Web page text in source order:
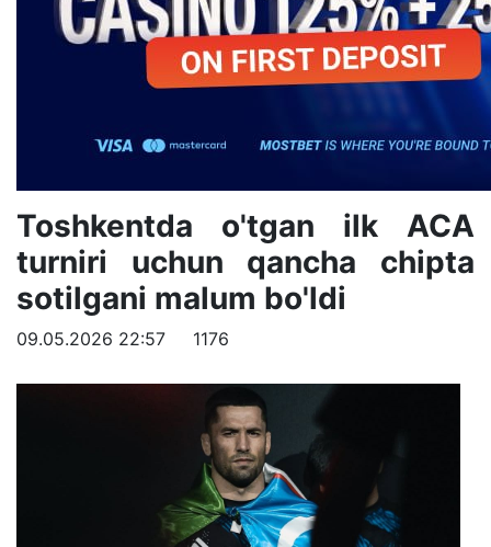
Toshkentda o'tgan ilk ACA
turniri uchun qancha chipta
sotilgani malum bo'ldi
09.05.2026 22:57 1176